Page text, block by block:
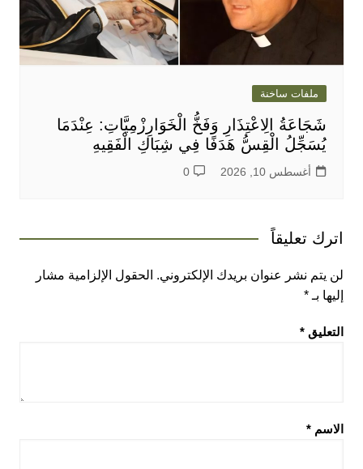
ملفات ساخنة
شَجَاعَةُ الِاعْتِذَارِ وَفَخُّ الْخَوَارِزْمِيَّاتِ: عِنْدَمَا
يُسَجِّلُ الْقِسُّ هَدَفًا فِي شِبَاكِ الْفَقِيهِ
أغسطس 10, 2026 0
اترك تعليقاً
لن يتم نشر عنوان بريدك الإلكتروني. الحقول الإلزامية مشار
إليها بـ *
التعليق *
الاسم *